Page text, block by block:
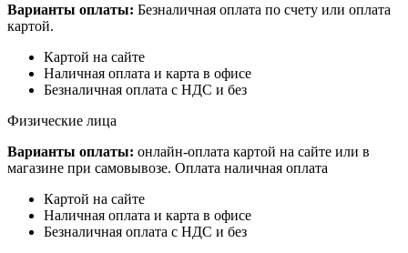
Варианты оплаты: Безналичная оплата по счету или оплата
картой.
Картой на сайте
Наличная оплата и карта в офисе
Безналичная оплата с НДС и без
Физические лица
Варианты оплаты: онлайн-оплата картой на сайте или в
магазине при самовывозе. Оплата наличная оплата
Картой на сайте
Наличная оплата и карта в офисе
Безналичная оплата с НДС и без